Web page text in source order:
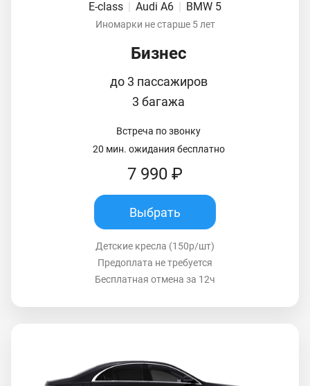
E-class | Audi A6 | BMW 5
Иномарки не старше 5 лет
Бизнес
до 3 пассажиров
3 багажа
Встреча по звонку
20 мин. ожидания бесплатно
7 990 ₽
Выбрать
Детские кресла (150р/шт)
Предоплата не требуется
Бесплатная отмена за 12ч